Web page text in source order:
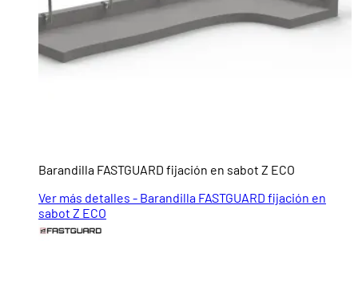
Barandilla FASTGUARD fijación en sabot Z ECO
Ver más detalles - Barandilla FASTGUARD fijación en
sabot Z ECO